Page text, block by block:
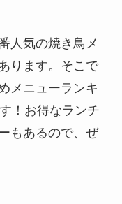
人気の焼き鳥メ
ります。そこで
メニューランキ
！お得なランチ
もあるので、ぜ